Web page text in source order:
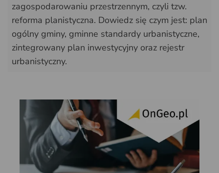
zagospodarowaniu przestrzennym, czyli tzw.
reforma planistyczna. Dowiedz się czym jest: plan
ogólny gminy, gminne standardy urbanistyczne,
zintegrowany plan inwestycyjny oraz rejestr
urbanistyczny.